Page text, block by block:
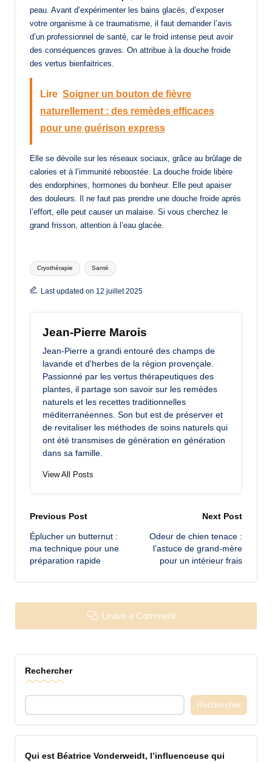
peau. Avant d’expérimenter les bains glacés, d’exposer
votre organisme à ce traumatisme, il faut demander l’avis
d’un professionnel de santé, car le froid intense peut avoir
des conséquences graves. On attribue à la douche froide
des vertus bienfaitrices.
Lire Soigner un bouton de fièvre
naturellement : des remèdes efficaces
pour une guérison express
Elle se dévoile sur les réseaux sociaux, grâce au brûlage de
calories et à l’immunité reboostée. La douche froide libère
des endorphines, hormones du bonheur. Elle peut apaiser
des douleurs. Il ne faut pas prendre une douche froide après
l’effort, elle peut causer un malaise. Si vous cherchez le
grand frisson, attention à l’eau glacée.
Tags:
Cryothérapie Santé
Last updated on 12 juillet 2025
Jean-Pierre Marois
Jean-Pierre a grandi entouré des champs de
lavande et d'herbes de la région provençale.
Passionné par les vertus thérapeutiques des
plantes, il partage son savoir sur les remèdes
naturels et les recettes traditionnelles
méditerranéennes. Son but est de préserver et
de revitaliser les méthodes de soins naturels qui
ont été transmises de génération en génération
dans sa famille.
View All Posts
Post
navigation
Previous Post
Éplucher un butternut :
ma technique pour une
préparation rapide
Next Post
Odeur de chien tenace :
l’astuce de grand-mère
pour un intérieur frais
Leave a Comment
Rechercher
Rechercher
Qui est Béatrice Vonderweidt, l’influenceuse qui